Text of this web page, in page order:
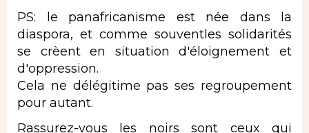
PS: le panafricanisme est née dans la
diaspora, et comme souventles solidarités
se crèent en situation d'éloignement et
d'oppression.
Cela ne délégitime pas ses regroupement
pour autant.
Rassurez-vous les noirs sont ceux qui